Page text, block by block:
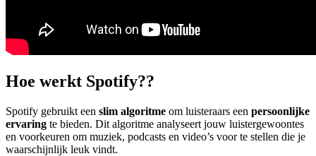
Hoe werkt Spotify??
Spotify gebruikt een slim algoritme om luisteraars een persoonlijke
ervaring te bieden. Dit algoritme analyseert jouw luistergewoontes
en voorkeuren om muziek, podcasts en video’s voor te stellen die je
waarschijnlijk leuk vindt.